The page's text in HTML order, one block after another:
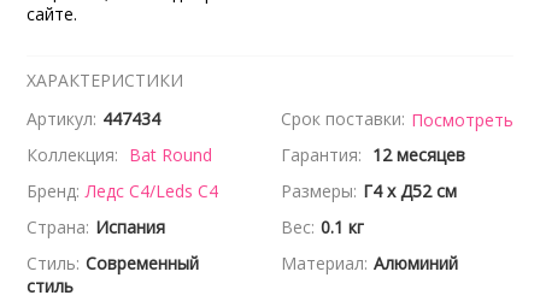
сайте.
ХАРАКТЕРИСТИКИ
Артикул: 447434 Срок поставки: Посмотреть
Коллекция: Bat Round Гарантия: 12 месяцев
Бренд: Ледс С4/Leds C4 Размеры: Г4 x Д52 см
Страна: Испания Вес: 0.1 кг
Стиль: Современный
стиль
Материал: Алюминий